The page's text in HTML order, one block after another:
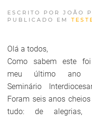
ESCRITO POR JOÃO
PUBLICADO EM
Olá a todos,
Como sabem este
meu último ano
Seminário
Foram seis anos cheios
tudo: de alegrias,